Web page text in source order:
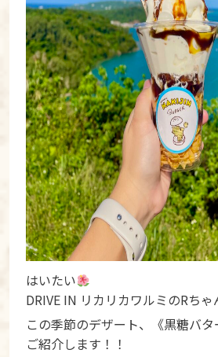
はいたい
DRIVE IN リカリカワルミのRちゃ
この季節のデザート、《黒糖バ
ご紹介します！！